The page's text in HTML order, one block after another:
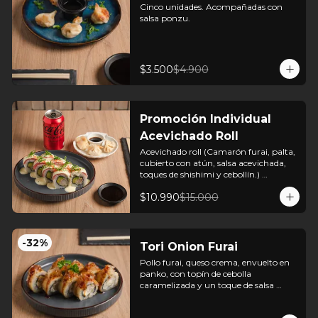
Cinco unidades. Acompañadas con
salsa ponzu.
$3.500$4.900
Promoción Individual
Acevichado Roll
Acevichado roll (Camarón furai, palta,
cubierto con atún, salsa acevichada,
toques de shishimi y cebollín.)
+ bebida en lata + 3 unidades gyozas
de cerdo o pollo
$10.990$15.000
-32% Tori Onion Furai
Pollo furai, queso crema, envuelto en
panko, con topín de cebolla
caramelizada y un toque de salsa